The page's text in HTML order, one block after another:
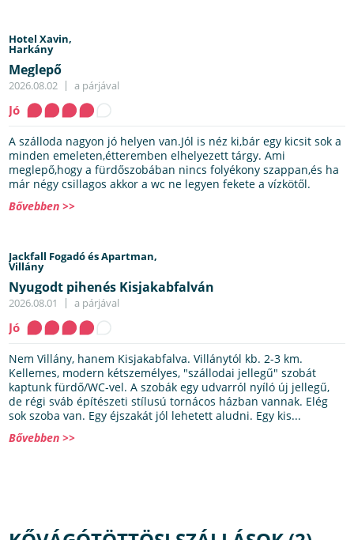
Hotel Xavin,
Harkány
Meglepő
2026.08.02 a párjával
Jó
A szálloda nagyon jó helyen van.Jól is néz ki,bár egy kicsit sok a
minden emeleten,étteremben elhelyezett tárgy. Ami
meglepő,hogy a fürdőszobában nincs folyékony szappan,és ha
már négy csillagos akkor a wc ne legyen fekete a vízkötől.
Bővebben >>
Jackfall Fogadó és Apartman,
Villány
Nyugodt pihenés Kisjakabfalván
2026.08.01 a párjával
Jó
Nem Villány, hanem Kisjakabfalva. Villánytól kb. 2-3 km.
Kellemes, modern kétszemélyes, "szállodai jellegű" szobát
kaptunk fürdő/WC-vel. A szobák egy udvarról nyíló új jellegű,
de régi sváb építészeti stílusú tornácos házban vannak. Elég
sok szoba van. Egy éjszakát jól lehetett aludni. Egy kis...
Bővebben >>